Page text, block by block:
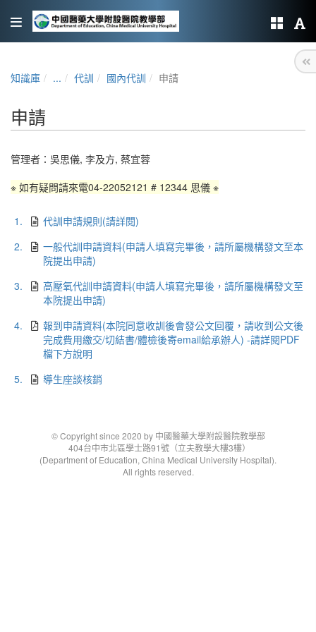
知識庫 ... 代訓 國內代訓 申請
申請
管理者： 吳思儀, 李及方, 蔡宜蓉
※ 如有疑問請來電04-22052121 # 12344 思儀 ※
1.
代訓申請規則(請詳閱)
2.
一般代訓申請資料(申請人填寫完畢後，請所屬機構發文至本
院提出申請)
3.
高壓氧代訓申請資料(申請人填寫完畢後，請所屬機構發文至
本院提出申請)
4.
報到申請資料(本院同意收訓後會發公文回覆，請收到公文後
完成費用繳交/切結書/體檢後寄email給承辦人) -請詳閱PDF
檔下方說明
5.
導生座談核銷
© Copyright since 2020 by 中國醫藥大學附設醫院教學部
404台中市北區學士路91號（立夫教學大樓3樓）
(Department of Education, China Medical University Hospital).
All rights reserved.